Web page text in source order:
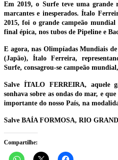
Em 2019, o Surfe teve uma grande
marcantes e inesperados. Ítalo
2015, foi o grande campeão
final épica, nos tubos de Pipeline e
E agora, nas Olimpíadas Mundiais
(Japão), Ítalo Ferreira,
Surfe, consagrou-se campeão
Salve ÍTALO FERREIRA, aquele
sonhava sobre as ondas do mar, e
importante do nosso País, na
Salve BAÍA FORMOSA, RIO
Compartilhe: